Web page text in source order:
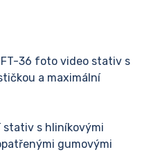
36 foto video stativ s
a maximální
stativ s hliníkovými
gumovými